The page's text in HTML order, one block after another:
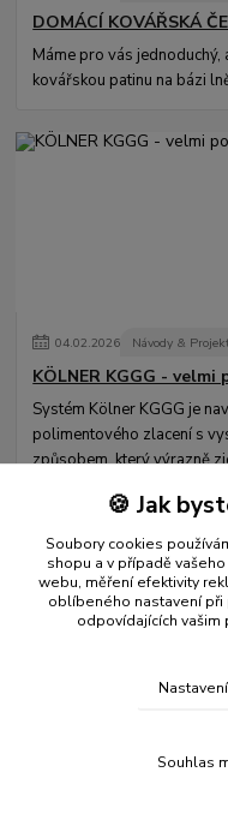
DOMÁCÍ KOVÁŘSKÁ
Máme pro vás
kovářskou patinu na bázi
04.02.2026 Návody &
KÖLNER KGGG -
Systém Kölner KGGG je
polimentového zlacení s
způsobem, který výrazně
Informace pro
🍪 Jak
Soubory cookies
shopu a v případě
webu, měření efektivity
oblíbeného nastavení při
odpovídajících vašim
Nastavení
Souhlas